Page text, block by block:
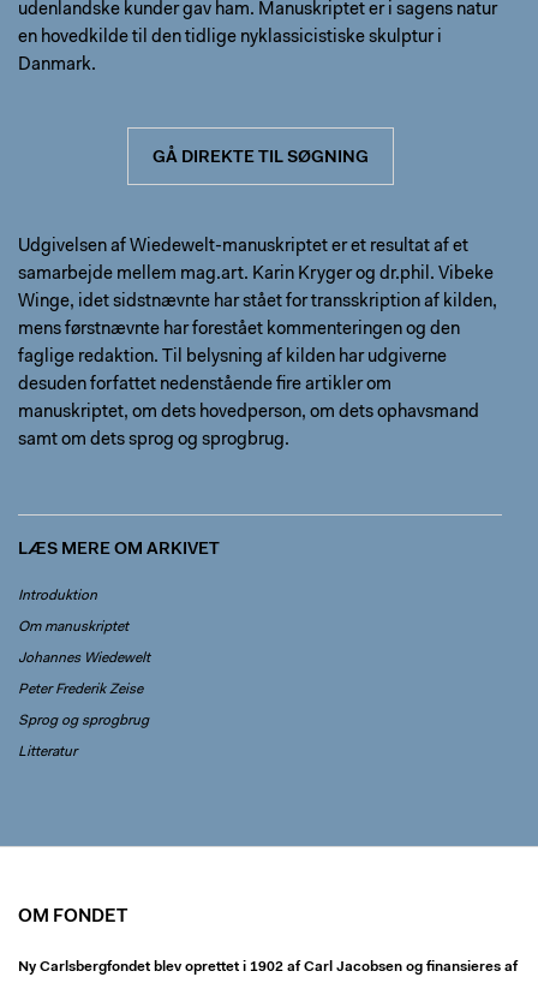
udenlandske kunder gav ham. Manuskriptet er i sagens natur
en hovedkilde til den tidlige nyklassicistiske skulptur i
Danmark.
GÅ DIREKTE TIL SØGNING
Udgivelsen af Wiedewelt-manuskriptet er et resultat af et
samarbejde mellem mag.art. Karin Kryger og dr.phil. Vibeke
Winge, idet sidstnævnte har stået for transskription af kilden,
mens førstnævnte har forestået kommenteringen og den
faglige redaktion. Til belysning af kilden har udgiverne
desuden forfattet nedenstående fire artikler om
manuskriptet, om dets hovedperson, om dets ophavsmand
samt om dets sprog og sprogbrug.
LÆS MERE OM ARKIVET
Introduktion
Om manuskriptet
Johannes Wiedewelt
Peter Frederik Zeise
Sprog og sprogbrug
Litteratur
OM FONDET
Ny Carlsbergfondet blev oprettet i 1902 af Carl Jacobsen og finansieres af